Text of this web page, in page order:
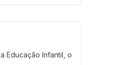
Educação Infantil, o